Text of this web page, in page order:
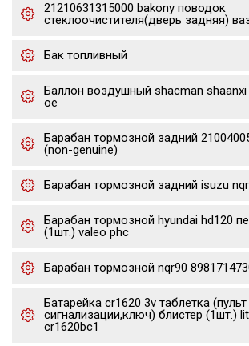
21210631315000 bakony поводок
стеклоочистителя(дверь задняя)
Бак топливный
Баллон воздушный shacman shaanxi
oe
Барабан тормозной задний
(non-genuine)
Барабан тормозной задний isuzu
Барабан тормозной hyundai hd120
(1шт.) valeo phc
Барабан тормозной nqr90
Батарейка cr1620 3v таблетка (пульт
сигнализации,ключ) блистер (1шт.)
cr1620bc1